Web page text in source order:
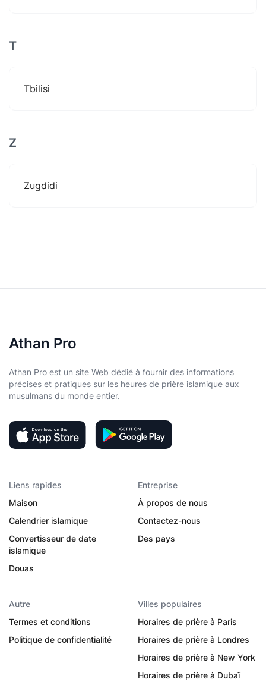
T
Tbilisi
Z
Zugdidi
Athan Pro
Athan Pro est un site Web dédié à fournir des informations
précises et pratiques sur les heures de prière islamique aux
musulmans du monde entier.
Liens rapides
Maison
Calendrier islamique
Convertisseur de date
islamique
Douas
Entreprise
À propos de nous
Contactez-nous
Des pays
Autre
Termes et conditions
Politique de confidentialité
Villes populaires
Horaires de prière à Paris
Horaires de prière à Londres
Horaires de prière à New York
Horaires de prière à Dubaï